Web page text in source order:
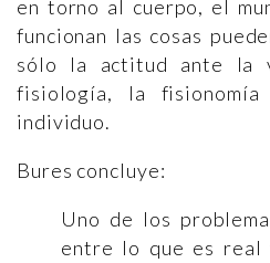
en torno al cuerpo, el
funcionan las cosas
sólo la actitud ante la
fisiología, la
individuo.
Bures concluye:
Uno de los
entre lo que es real